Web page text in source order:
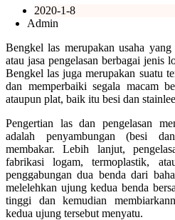
2020-1-8
Admin
Bengkel las merupakan usaha
atau jasa pengelasan berbagai jenis
Bengkel las juga merupakan suatu
dan memperbaiki segala macam
ataupun plat, baik itu besi dan
Pengertian las dan pengelasan
adalah penyambungan (besi
membakar. Lebih lanjut,
fabrikasi logam, termoplastik,
penggabungan dua benda dari
melelehkan ujung kedua benda
tinggi dan kemudian
kedua ujung tersebut menyatu.